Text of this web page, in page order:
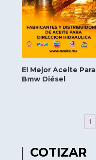
El Mejor Aceite Para
Bmw Diésel
1
COTIZAR